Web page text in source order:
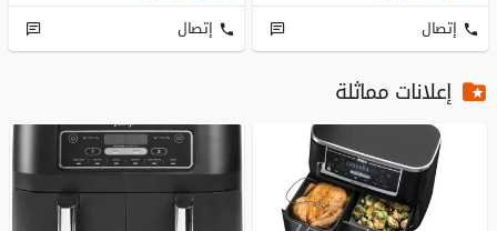
إتصال إتصال
إعلانات مماثلة